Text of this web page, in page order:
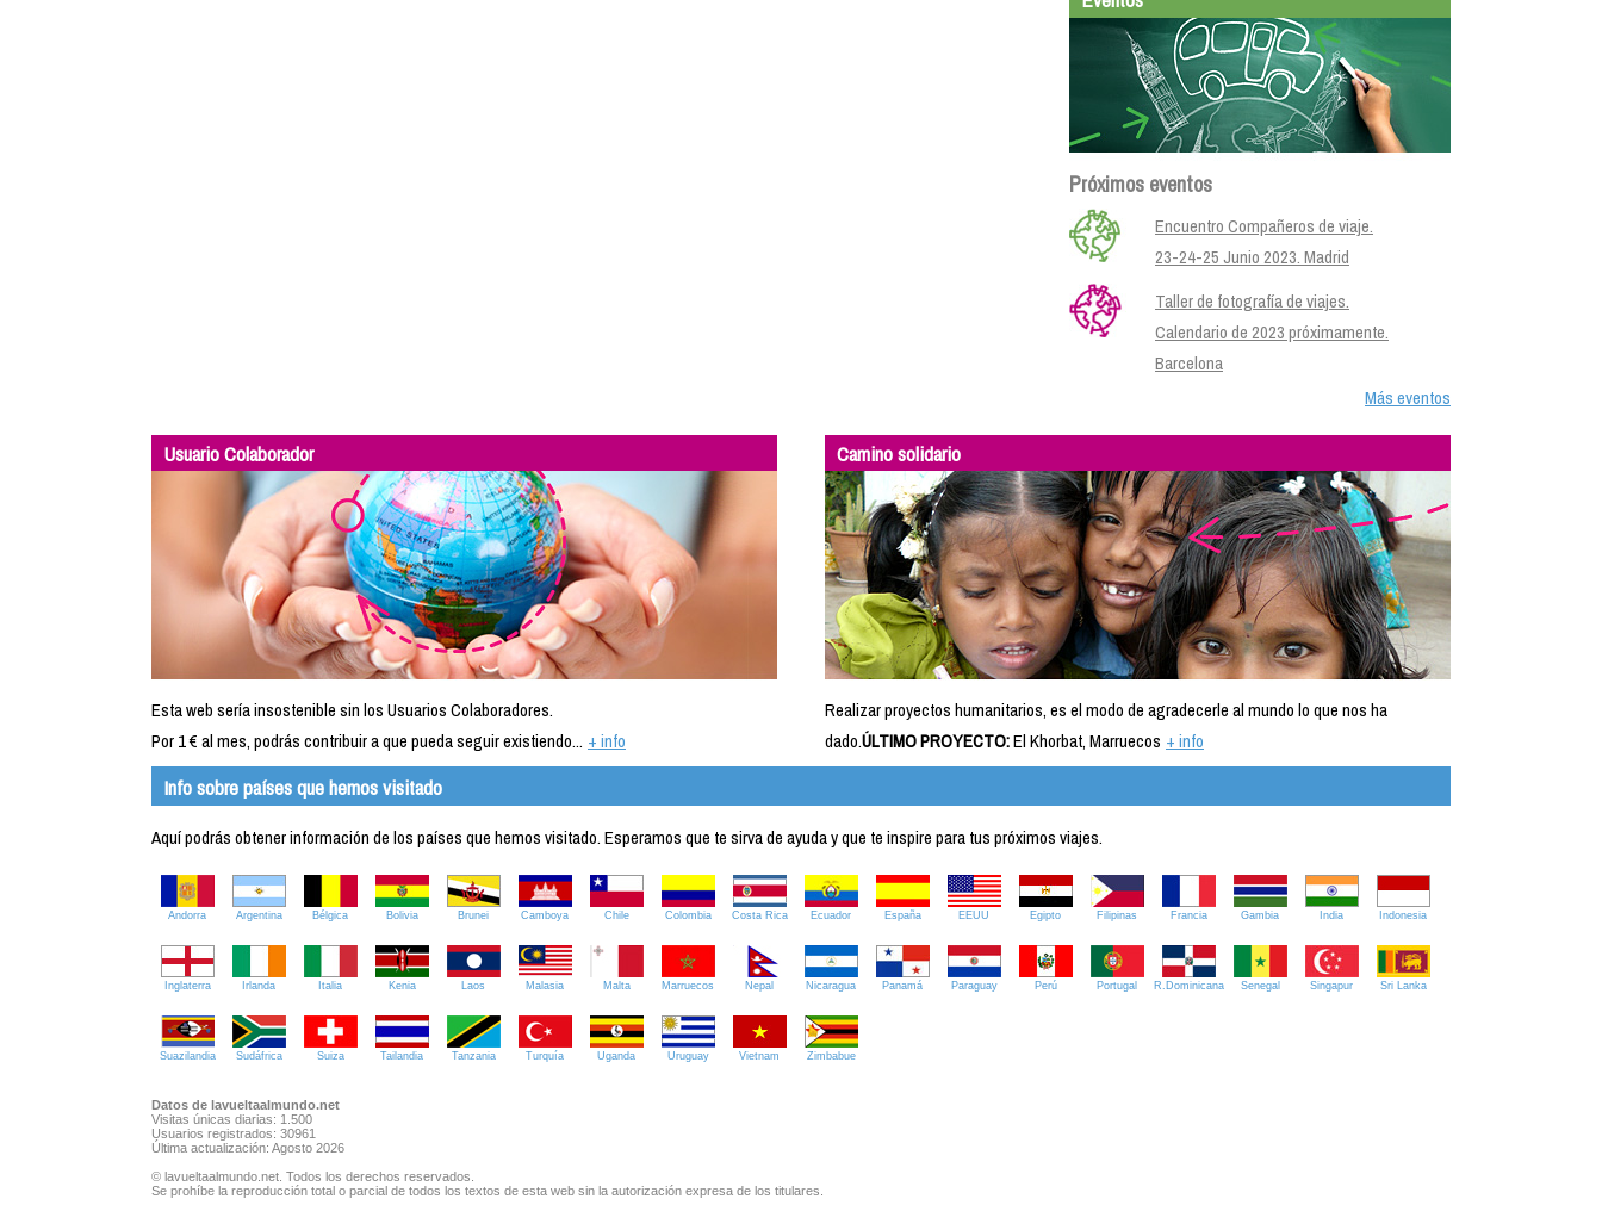
Próximos eventos
Encuentro Compañeros de viaje.
23-24-25 Junio 2023. Madrid
Taller de fotografía de viajes.
Calendario de 2023 próximamente.
Barcelona
Más eventos
Usuario Colaborador
Esta web sería insostenible sin los Usuarios Colaboradores.
Por 1 € al mes, podrás contribuir a que pueda seguir existiendo... + info
Camino solidario
Realizar proyectos humanitarios, es el modo de agradecerle al mundo lo que nos ha
dado.ÚLTIMO PROYECTO:El Khorbat, Marruecos + info
Info sobre países que hemos visitado
Aquí podrás obtener información de los países que hemos visitado. Esperamos que te sirva de ayuda y que te inspire para tus próximos viajes.
Andorra Argentina Bélgica Bolivia Brunei Camboya Chile Colombia Costa Rica Ecuador España EEUU Egipto Filipinas Francia Gambia India Indonesia
Inglaterra Irlanda Italia Kenia Laos Malasia Malta Marruecos Nepal Nicaragua Panamá Paraguay Perú Portugal R.Dominicana Senegal Singapur Sri Lanka
Suazilandia Sudáfrica Suiza Tailandia Tanzania Turquía Uganda Uruguay Vietnam Zimbabue
Datos de lavueltaalmundo.net
Visitas únicas diarias: 1.500
Usuarios registrados: 30961
Última actualización: Agosto 2026
© lavueltaalmundo.net. Todos los derechos reservados.
Se prohíbe la reproducción total o parcial de todos los textos de esta web sin la autorización expresa de los titulares.